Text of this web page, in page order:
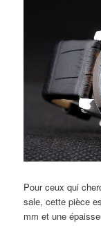
Pour ceux qui
sale, cette pièce
mm et une